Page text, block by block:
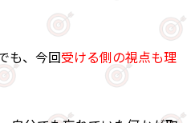
も、今回受ける側の視点も理